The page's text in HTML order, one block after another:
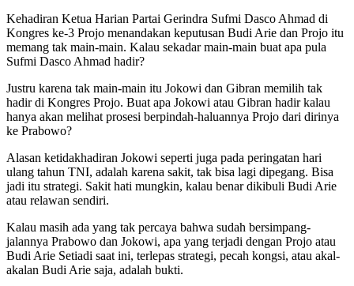
Kehadiran Ketua Harian Partai Gerindra Sufmi Dasco Ahmad di
Kongres ke-3 Projo menandakan keputusan Budi Arie dan Projo itu
memang tak main-main. Kalau sekadar main-main buat apa pula
Sufmi Dasco Ahmad hadir?
Justru karena tak main-main itu Jokowi dan Gibran memilih tak
hadir di Kongres Projo. Buat apa Jokowi atau Gibran hadir kalau
hanya akan melihat prosesi berpindah-haluannya Projo dari dirinya
ke Prabowo?
Alasan ketidakhadiran Jokowi seperti juga pada peringatan hari
ulang tahun TNI, adalah karena sakit, tak bisa lagi dipegang. Bisa
jadi itu strategi. Sakit hati mungkin, kalau benar dikibuli Budi Arie
atau relawan sendiri.
Kalau masih ada yang tak percaya bahwa sudah bersimpang-
jalannya Prabowo dan Jokowi, apa yang terjadi dengan Projo atau
Budi Arie Setiadi saat ini, terlepas strategi, pecah kongsi, atau akal-
akalan Budi Arie saja, adalah bukti.